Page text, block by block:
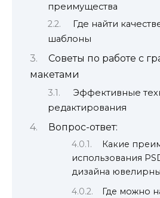
преимущества
Где найти
шаблоны
Советы по работе с
макетами
Эффективные
редактирования
Вопрос-ответ:
Какие
использования
дизайна
Где можно